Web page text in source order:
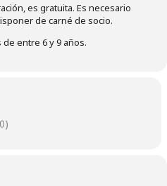
es gratuita. Es necesario
de carné de socio.
entre 6 y 9 años.